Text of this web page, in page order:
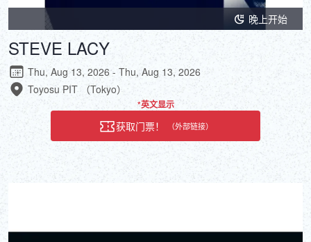
晚上开始
STEVE LACY
Thu, Aug 13, 2026 - Thu, Aug 13, 2026
Toyosu PIT （Tokyo）
*英文显示
获取门票！ （外部链接）